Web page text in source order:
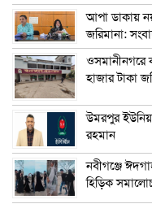
আপা ডাকায়
জরিমানা:
ওসমানীনগরে
হাজার টাকা
উমরপুর
রহমান
নবীগঞ্জে
হিড়িক